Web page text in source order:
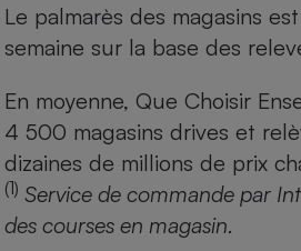
Le palmarès des magasins
semaine sur la base des
En moyenne, Que Choisir
4 500 magasins drives et
dizaines de millions de prix
(1) Service de commande par
des courses en magasin.